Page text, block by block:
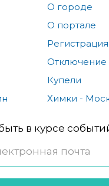
О городе
О портале
Регистрация
Купели
Химки -
в курсе